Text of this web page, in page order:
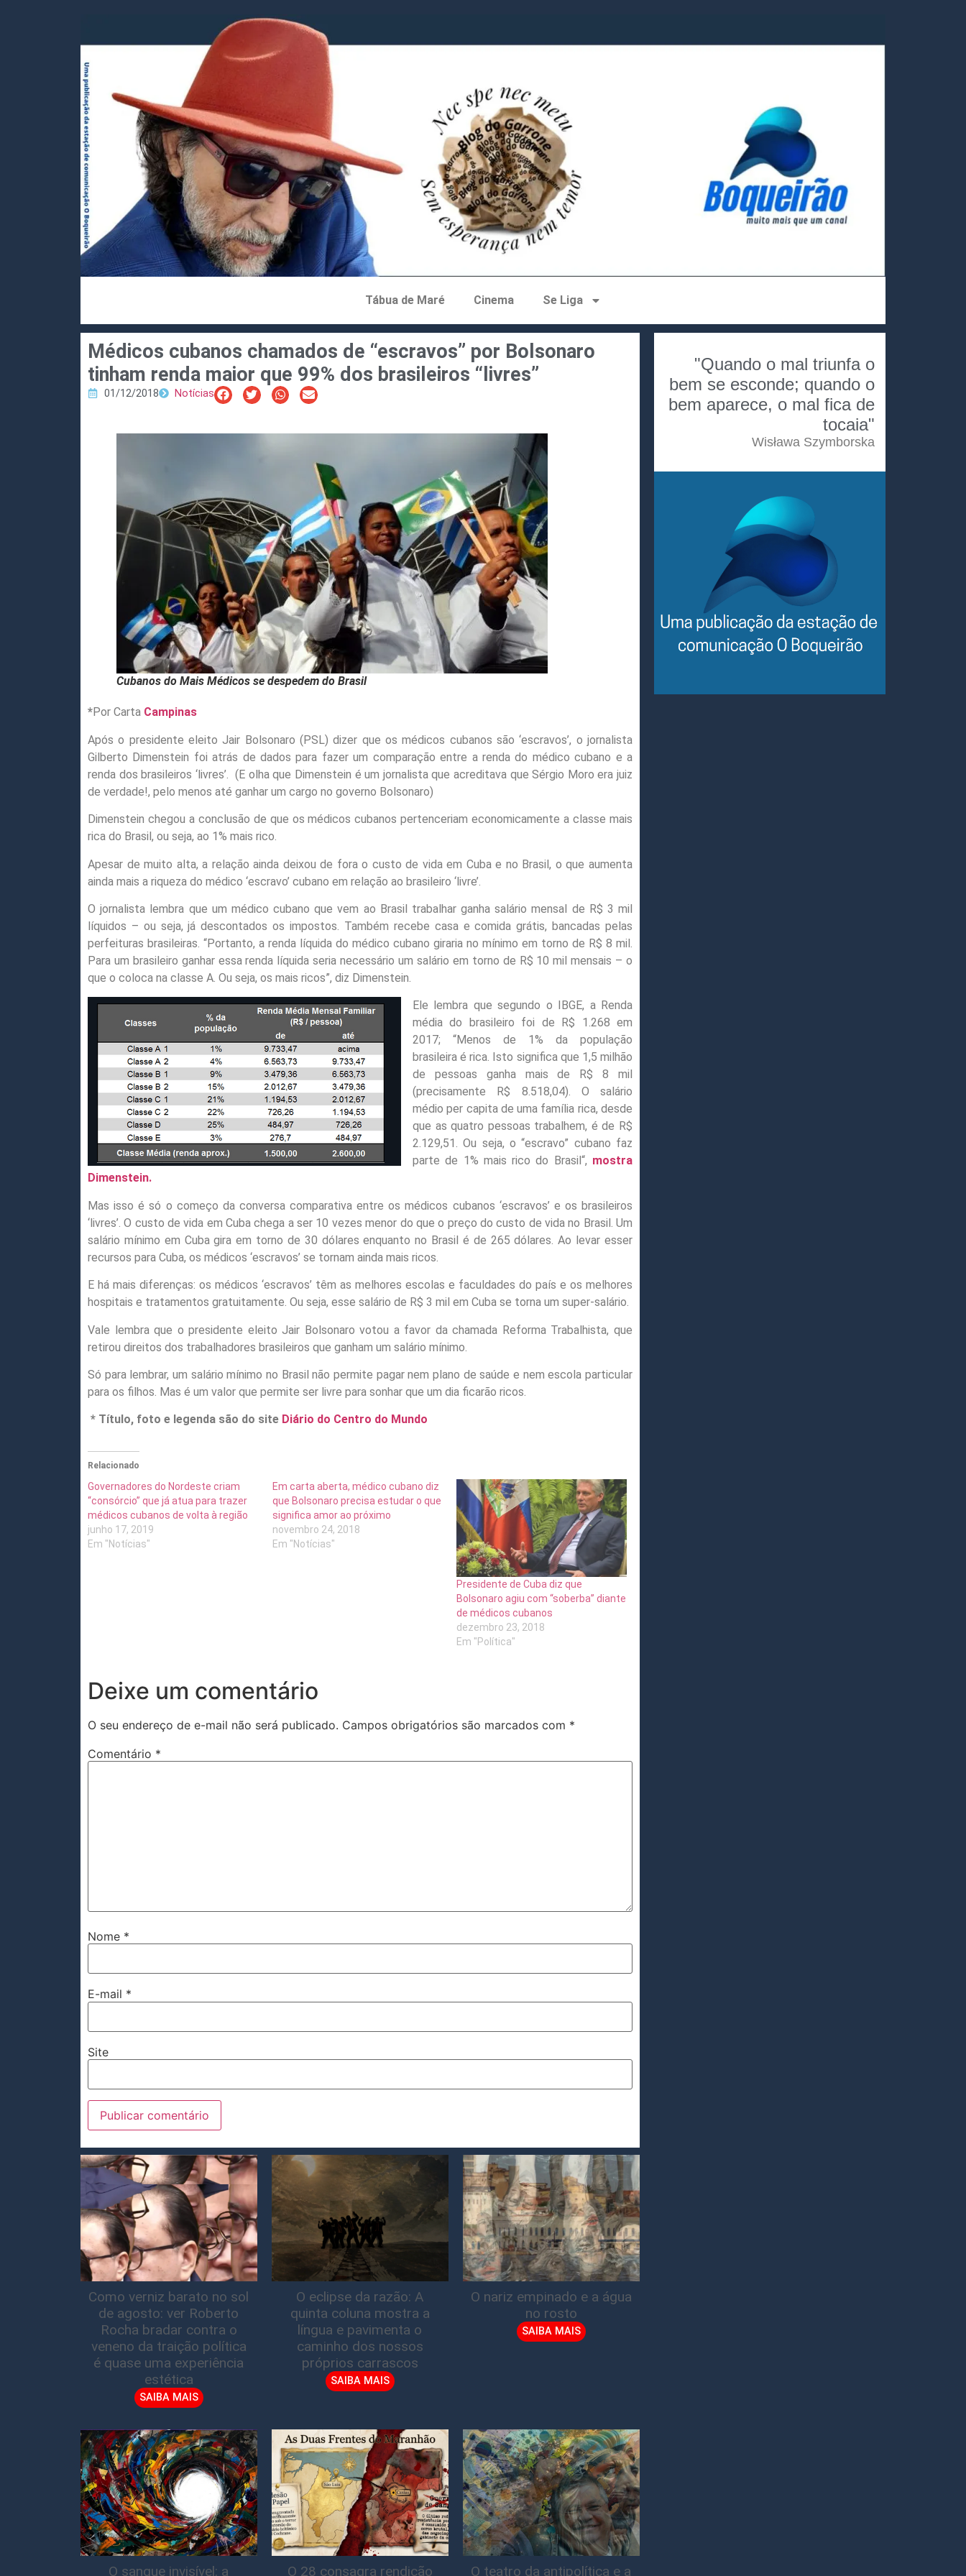
Tábua de Maré Cinema Se Liga
Médicos cubanos chamados de “escravos” por Bolsonaro
tinham renda maior que 99% dos brasileiros “livres”
01/12/2018 Notícias
Cubanos do Mais Médicos se despedem do Brasil
*Por Carta Campinas
Após o presidente eleito Jair Bolsonaro (PSL) dizer que os médicos cubanos são ‘escravos’, o jornalista
Gilberto Dimenstein foi atrás de dados para fazer um comparação entre a renda do médico cubano e a
renda dos brasileiros ‘livres’.
(E olha que Dimenstein é um jornalista que acreditava que Sérgio Moro era juiz
de verdade!, pelo menos até ganhar um cargo no governo Bolsonaro)
Dimenstein chegou a conclusão de que os médicos cubanos pertenceriam economicamente a classe mais
rica do Brasil, ou seja, ao 1% mais rico.
Apesar de muito alta, a relação ainda deixou de fora o custo de vida em Cuba e no Brasil, o que aumenta
ainda mais a riqueza do médico ‘escravo’ cubano em relação ao brasileiro ‘livre’.
O jornalista lembra que um médico cubano que vem ao Brasil trabalhar ganha salário mensal de R$ 3 mil
líquidos – ou seja, já descontados os impostos. Também recebe casa e comida grátis, bancadas pelas
perfeituras brasileiras. “Portanto, a renda líquida do médico cubano giraria no mínimo em torno de R$ 8 mil.
Para um brasileiro ganhar essa renda líquida seria necessário um salário em torno de R$ 10 mil mensais – o
que o coloca na classe A. Ou seja, os mais ricos”, diz Dimenstein.
Ele lembra que segundo o IBGE, a Renda
média do brasileiro foi de R$ 1.268 em
2017; “Menos de 1% da população
brasileira é rica. Isto significa que 1,5 milhão
de pessoas ganha mais de R$ 8 mil
(precisamente R$ 8.518,04). O salário
médio per capita de uma família rica, desde
que as quatro pessoas trabalhem, é de R$
2.129,51. Ou seja, o “escravo” cubano faz
parte de 1% mais rico do Brasil“, mostra
Dimenstein.
Mas isso é só o começo da conversa comparativa entre os médicos cubanos ‘escravos’ e os brasileiros
‘livres’. O custo de vida em Cuba chega a ser 10 vezes menor do que o preço do custo de vida no Brasil. Um
salário mínimo em Cuba gira em torno de 30 dólares enquanto no Brasil é de 265 dólares. Ao levar esser
recursos para Cuba, os médicos ‘escravos’ se tornam ainda mais ricos.
E há mais diferenças: os médicos ‘escravos’ têm as melhores escolas e faculdades do país e os melhores
hospitais e tratamentos gratuitamente. Ou seja, esse salário de R$ 3 mil em Cuba se torna um super-salário.
Vale lembra que o presidente eleito Jair Bolsonaro votou a favor da chamada Reforma Trabalhista, que
retirou direitos dos trabalhadores brasileiros que ganham um salário mínimo.
Só para lembrar, um salário mínimo no Brasil não permite pagar nem plano de saúde e nem escola particular
para os filhos. Mas é um valor que permite ser livre para sonhar que um dia ficarão ricos.
* Título, foto e legenda são do site Diário do Centro do Mundo
Relacionado
Governadores do Nordeste criam
“consórcio” que já atua para trazer
médicos cubanos de volta à região
junho 17, 2019
Em "Notícias"
Em carta aberta, médico cubano diz
que Bolsonaro precisa estudar o que
significa amor ao próximo
novembro 24, 2018
Em "Notícias"
Presidente de Cuba diz que
Bolsonaro agiu com “soberba” diante
de médicos cubanos
dezembro 23, 2018
Em "Política"
Deixe um comentário
O seu endereço de e-mail não será publicado. Campos obrigatórios são marcados com *
Comentário *
Nome *
E-mail *
Site
Como verniz barato no sol
de agosto: ver Roberto
Rocha bradar contra o
veneno da traição política
é quase uma experiência
estética
SAIBA MAIS
O eclipse da razão: A
quinta coluna mostra a
língua e pavimenta o
caminho dos nossos
próprios carrascos
SAIBA MAIS
O nariz empinado e a água
no rosto
SAIBA MAIS
O sangue invisível: a O 28 consagra rendição O teatro da antipolítica e a
"Quando o mal triunfa o
bem se esconde; quando o
bem aparece, o mal fica de
tocaia"
Wisława Szymborska